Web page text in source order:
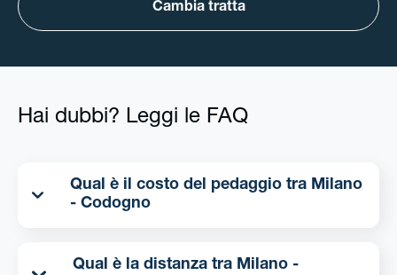
Cambia tratta
Hai dubbi? Leggi le FAQ
Qual è il costo del pedaggio tra Milano
- Codogno
Qual è la distanza tra Milano -